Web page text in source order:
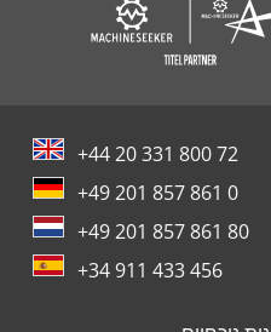
+44 20 331 800 72
+49 201 857 861 0
+49 201 857 861 80
+34 911 433 456